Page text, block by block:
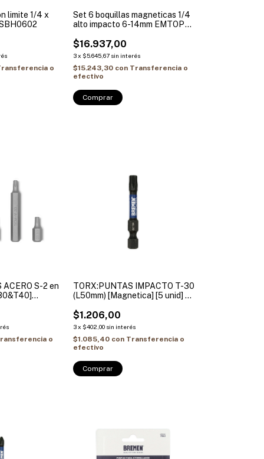
limite 1/4 x
o
Set 6 boquillas magneticas 1/4
alto impacto 6-14mm EMTOP
$16.937,00
3 x $5.645,67 sin interés
$15.243,30 con Transferencia o
efectivo
S-2 en
o
TORX:PUNTAS IMPACTO T-30
(L50mm) [Magnetica] [5 unid] X
$1.206,00
3 x $402,00 sin interés
$1.085,40 con Transferencia o
efectivo